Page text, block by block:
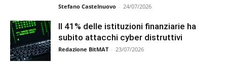
Stefano Castelnuovo - 24/07/2026
Il 41% delle istituzioni finanziarie ha
subito attacchi cyber distruttivi
Redazione BitMAT - 23/07/2026